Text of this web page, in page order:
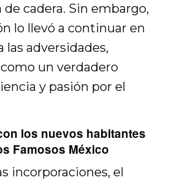
cadera. Sin embargo,
lo llevó a continuar en
las adversidades,
un verdadero
y pasión por el
los nuevos habitantes
Famosos México
incorporaciones, el